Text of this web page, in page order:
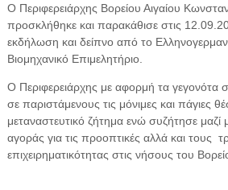
Ο Περιφερειάρχης Βορείου Αιγαίου
προσκλήθηκε και παρακάθισε στις
εκδήλωση και δείπνο από το
Βιομηχανικό Επιμελητήριο.
Ο Περιφερειάρχης με αφορμή τα γεγονότα
σε παριστάμενους τις μόνιμες και πάγιες
μεταναστευτικό ζήτημα ενώ συζήτησε μαζί
αγοράς για τις προοπτικές αλλά και τους
επιχειρηματικότητας στις νήσους του